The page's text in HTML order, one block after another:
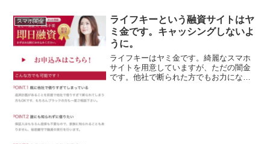
スマホ闇金
ライフキーという融資サイトはヤ
ミ金です。キャッシングしないよ
うに。
ライフキーはヤミ金です。綺麗なスマホ
サイトを用意していますが、ただの闇金
です。他社で断られた方でもお力になれ